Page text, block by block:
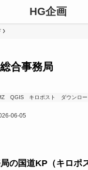
HG企画
合事務局
QGIS キロポスト ダウンロー
06-05
の国道KP（キロポ